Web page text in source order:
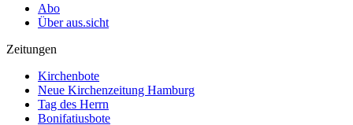
Abo
Über aus.sicht
Zeitungen
Kirchenbote
Neue Kirchenzeitung Hamburg
Tag des Herrn
Bonifatiusbote